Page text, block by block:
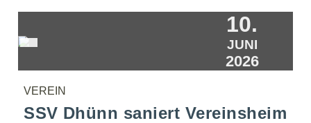
10.
JUNI
2026
VEREIN
SSV Dhünn saniert Vereinsheim